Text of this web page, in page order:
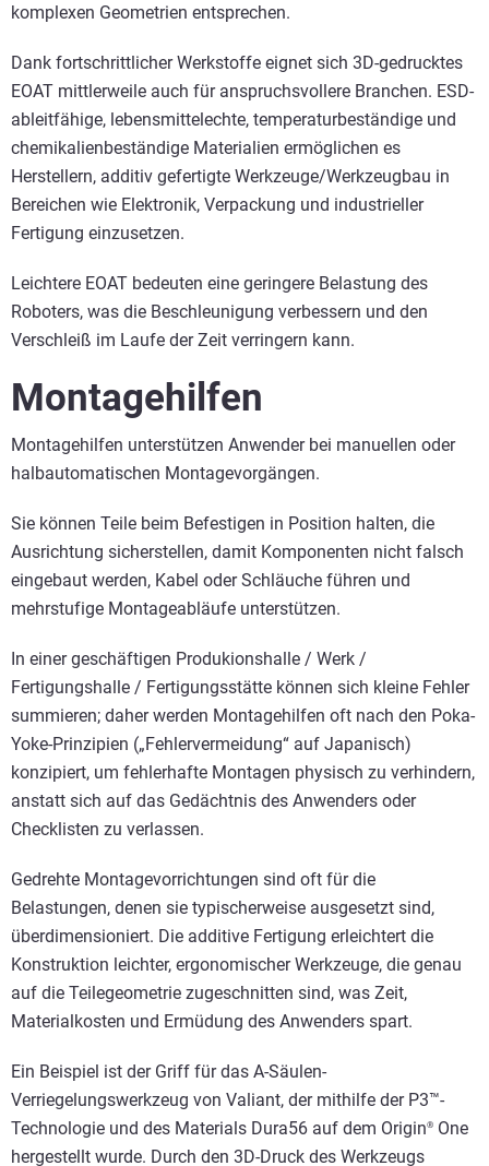
komplexen Geometrien entsprechen.
Dank fortschrittlicher Werkstoffe eignet sich 3D-gedrucktes
EOAT mittlerweile auch für anspruchsvollere Branchen. ESD-
ableitfähige, lebensmittelechte, temperaturbeständige und
chemikalienbeständige Materialien ermöglichen es
Herstellern, additiv gefertigte Werkzeuge/Werkzeugbau in
Bereichen wie Elektronik, Verpackung und industrieller
Fertigung einzusetzen.
Leichtere EOAT bedeuten eine geringere Belastung des
Roboters, was die Beschleunigung verbessern und den
Verschleiß im Laufe der Zeit verringern kann.
Montagehilfen
Montagehilfen unterstützen Anwender bei manuellen oder
halbautomatischen Montagevorgängen.
Sie können Teile beim Befestigen in Position halten, die
Ausrichtung sicherstellen, damit Komponenten nicht falsch
eingebaut werden, Kabel oder Schläuche führen und
mehrstufige Montageabläufe unterstützen.
In einer geschäftigen Produkionshalle / Werk /
Fertigungshalle / Fertigungsstätte können sich kleine Fehler
summieren; daher werden Montagehilfen oft nach den Poka-
Yoke-Prinzipien („Fehlervermeidung“ auf Japanisch)
konzipiert, um fehlerhafte Montagen physisch zu verhindern,
anstatt sich auf das Gedächtnis des Anwenders oder
Checklisten zu verlassen.
Gedrehte Montagevorrichtungen sind oft für die
Belastungen, denen sie typischerweise ausgesetzt sind,
überdimensioniert. Die additive Fertigung erleichtert die
Konstruktion leichter, ergonomischer Werkzeuge, die genau
auf die Teilegeometrie zugeschnitten sind, was Zeit,
Materialkosten und Ermüdung des Anwenders spart.
Ein Beispiel ist der Griff für das A-Säulen-
Verriegelungswerkzeug von Valiant, der mithilfe der P3™-
Technologie und des Materials Dura56 auf dem Origin® One
hergestellt wurde. Durch den 3D-Druck des Werkzeugs